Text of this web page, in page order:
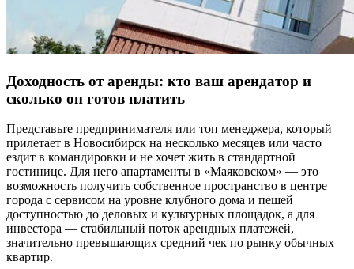
Доходность от аренды: кто ваш арендатор и
сколько он готов платить
Представьте предпринимателя или топ менеджера, который
прилетает в Новосибирск на несколько месяцев или часто
ездит в командировки и не хочет жить в стандартной
гостинице. Для него апартаменты в «Маяковском» — это
возможность получить собственное пространство в центре
города с сервисом на уровне клубного дома и пешей
доступностью до деловых и культурных площадок, а для
инвестора — стабильный поток арендных платежей,
значительно превышающих средний чек по рынку обычных
квартир.